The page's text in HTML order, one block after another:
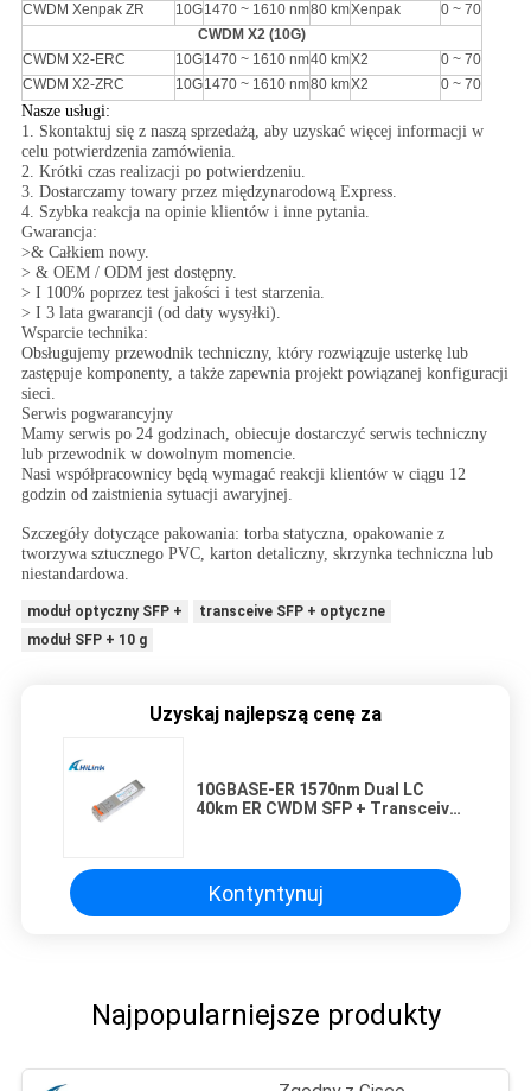
CWDM Xenpak ZR
10G1470 ~ 1610 nm80 kmXenpak
0 ~ 70
CWDM X2 (10G)
CWDM X2-ERC
10G1470 ~ 1610 nm40 kmX2
0 ~ 70
CWDM X2-ZRC
10G1470 ~ 1610 nm80 kmX2 0 ~ 70
Nasze usługi:
1. Skontaktuj się z naszą sprzedażą, aby uzyskać więcej informacji w
celu potwierdzenia zamówienia.
2. Krótki czas realizacji po potwierdzeniu.
3. Dostarczamy towary przez międzynarodową Express.
4. Szybka reakcja na opinie klientów i inne pytania.
Gwarancja:
>& Całkiem nowy.
> & OEM / ODM jest dostępny.
> I 100% poprzez test jakości i test starzenia.
> I 3 lata gwarancji (od daty wysyłki).
Wsparcie technika:
Obsługujemy przewodnik techniczny, który rozwiązuje usterkę lub
zastępuje komponenty, a także zapewnia projekt powiązanej konfiguracji
sieci.
Serwis pogwarancyjny
Mamy serwis po 24 godzinach, obiecuje dostarczyć serwis techniczny
lub przewodnik w dowolnym momencie.
Nasi współpracownicy będą wymagać reakcji klientów w ciągu 12
godzin od zaistnienia sytuacji awaryjnej.
Szczegóły dotyczące pakowania: torba statyczna, opakowanie z
tworzywa sztucznego PVC, karton detaliczny, skrzynka techniczna lub
niestandardowa.
moduł optyczny SFP +
transceive SFP + optyczne
moduł SFP + 10 g
Uzyskaj najlepszą cenę za
10GBASE-ER 1570nm Dual LC
40km ER CWDM SFP + Transceiver
Kontyntynuj
Najpopularniejsze produkty